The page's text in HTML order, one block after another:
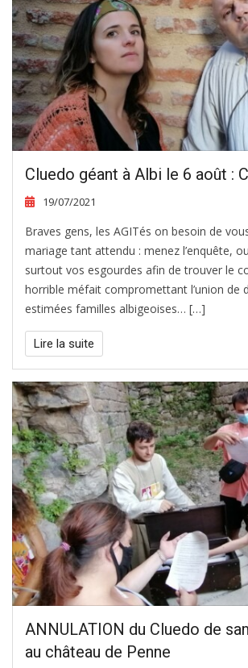
Cluedo géant à Albi le 6 août :
19/07/2021
Braves gens, les AGITés on besoin de
mariage tant attendu : menez l’enquête,
surtout vos esgourdes afin de trouver le
horrible méfait compromettant l’union de
estimées familles albigeoises… […]
Lire la suite
ANNULATION du Cluedo de
au château de Penne